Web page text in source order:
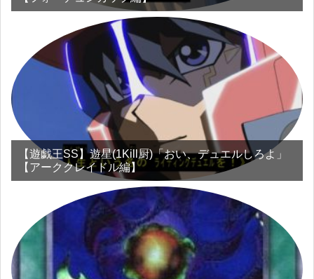
【遊戯王SS】遊星(1Kill厨)「おい、デュエルしろよ」
【アーククレイドル編】